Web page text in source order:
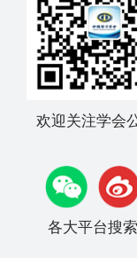
欢迎关注学会
各大平台搜